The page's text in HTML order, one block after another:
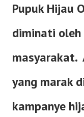
Pupuk Hijau
diminati
masyarakat.
yang marak
kampanye